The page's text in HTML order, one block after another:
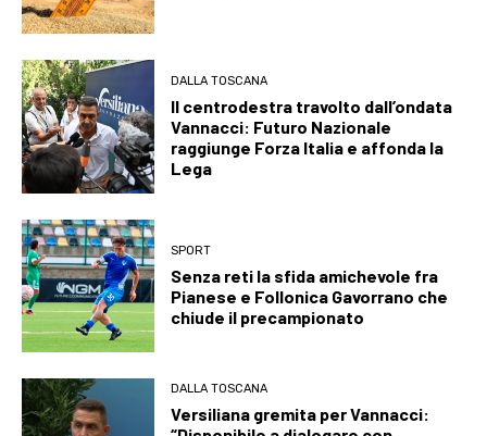
DALLA TOSCANA
Il centrodestra travolto dall’ondata
Vannacci: Futuro Nazionale
raggiunge Forza Italia e affonda la
Lega
SPORT
Senza reti la sfida amichevole fra
Pianese e Follonica Gavorrano che
chiude il precampionato
DALLA TOSCANA
Versiliana gremita per Vannacci: